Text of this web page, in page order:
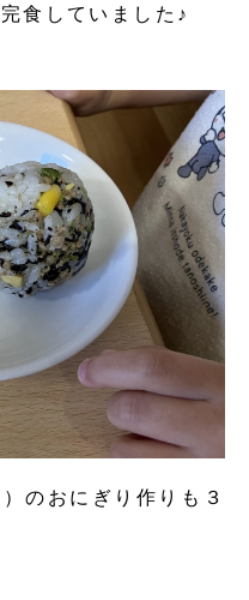
食していました♪
のおにぎり作りも３